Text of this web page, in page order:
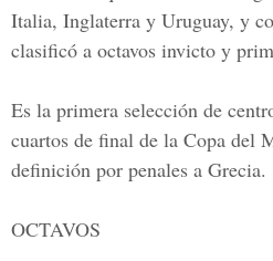
Italia, Inglaterra y Uruguay, y
clasificó a octavos invicto y
Es la primera selección de
cuartos de final de la Copa del
definición por penales a Grecia.
OCTAVOS